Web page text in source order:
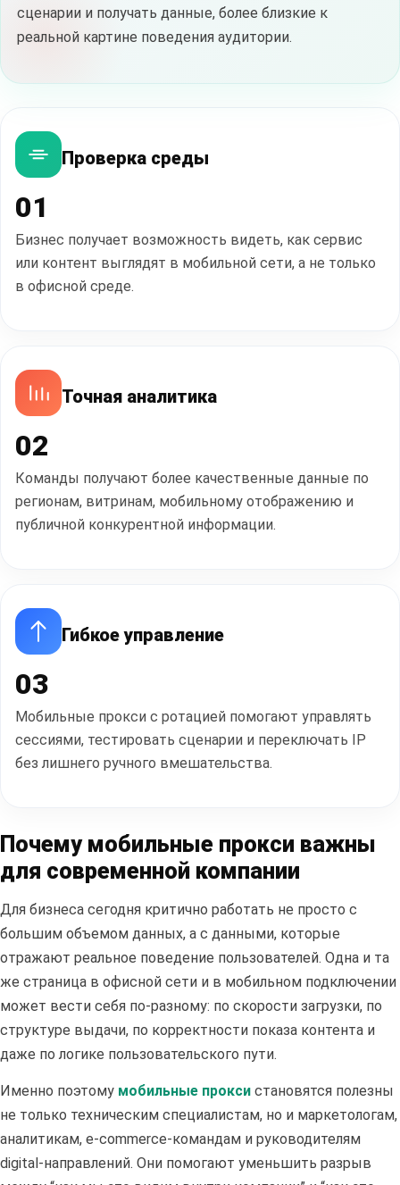
сценарии и получать данные, более близкие к
реальной картине поведения аудитории.
Проверка среды
01
Бизнес получает возможность видеть, как сервис
или контент выглядят в мобильной сети, а не только
в офисной среде.
Точная аналитика
02
Команды получают более качественные данные по
регионам, витринам, мобильному отображению и
публичной конкурентной информации.
Гибкое управление
03
Мобильные прокси с ротацией помогают управлять
сессиями, тестировать сценарии и переключать IP
без лишнего ручного вмешательства.
Почему мобильные прокси важны
для современной компании
Для бизнеса сегодня критично работать не просто с
большим объемом данных, а с данными, которые
отражают реальное поведение пользователей. Одна и та
же страница в офисной сети и в мобильном подключении
может вести себя по-разному: по скорости загрузки, по
структуре выдачи, по корректности показа контента и
даже по логике пользовательского пути.
Именно поэтому мобильные прокси становятся полезны
не только техническим специалистам, но и маркетологам,
аналитикам, e-commerce-командам и руководителям
digital-направлений. Они помогают уменьшить разрыв